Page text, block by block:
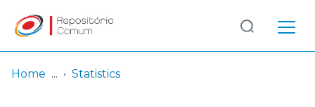
Log
In
(current)
Home Statistics